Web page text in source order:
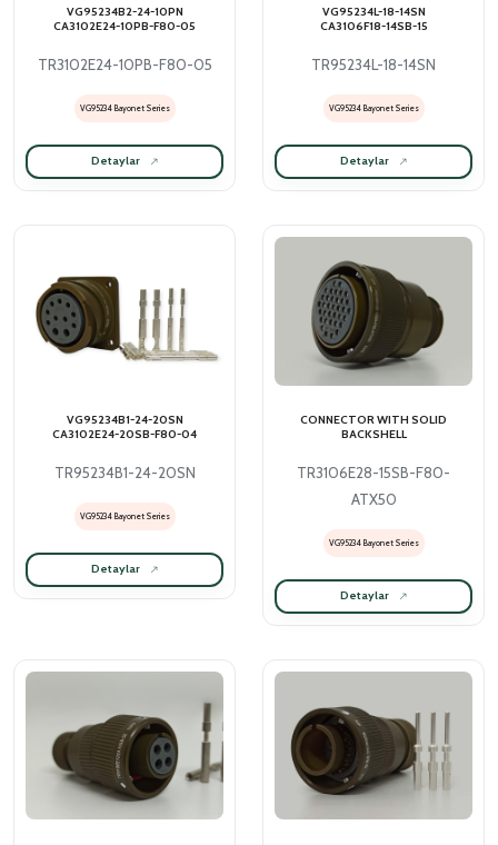
VG95234B2-24-10PN
CA3102E24-10PB-F80-05
TR3102E24-10PB-F80-05
VG95234 Bayonet Series
Detaylar
VG95234L-18-14SN
CA3106F18-14SB-15
TR95234L-18-14SN
VG95234 Bayonet Series
Detaylar
VG95234B1-24-20SN
CA3102E24-20SB-F80-04
TR95234B1-24-20SN
VG95234 Bayonet Series
Detaylar
CONNECTOR WITH SOLID
BACKSHELL
TR3106E28-15SB-F80-
ATX50
VG95234 Bayonet Series
Detaylar